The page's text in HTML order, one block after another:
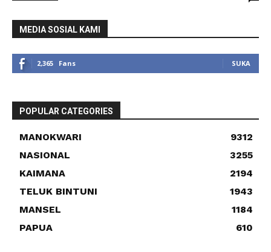
MEDIA SOSIAL KAMI
2,365 Fans SUKA
POPULAR CATEGORIES
MANOKWARI
9312
NASIONAL
3255
KAIMANA
2194
TELUK BINTUNI
1943
MANSEL
1184
PAPUA
610